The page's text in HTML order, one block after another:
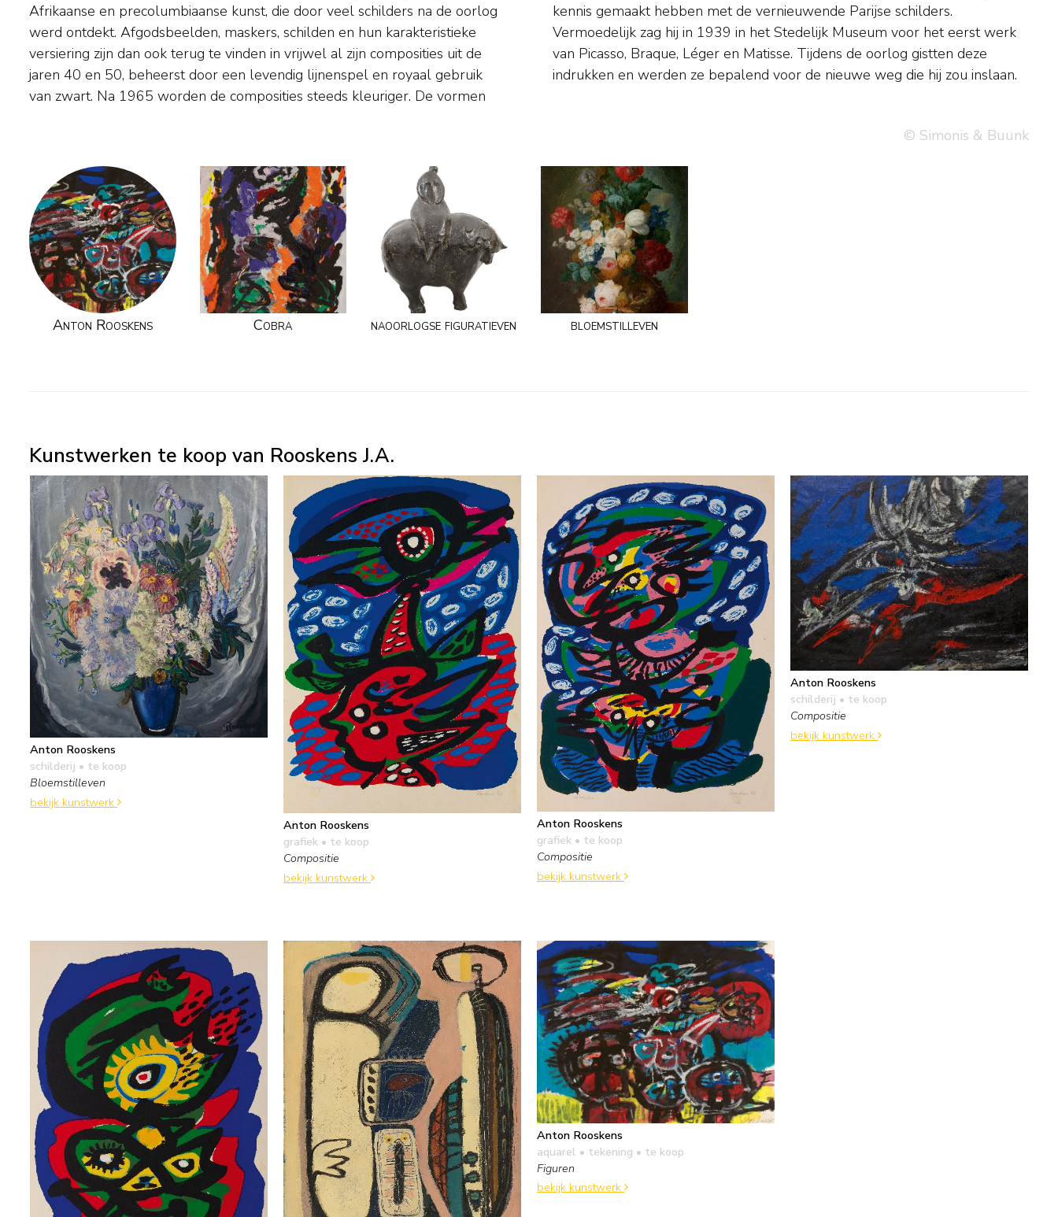
Afrikaanse en precolumbiaanse kunst, die door veel schilders na de oorlog
werd ontdekt. Afgodsbeelden, maskers, schilden en hun karakteristieke
versiering zijn dan ook terug te vinden in vrijwel al zijn composities uit de
jaren 40 en 50, beheerst door een levendig lijnenspel en royaal gebruik
van zwart. Na 1965 worden de composities steeds kleuriger. De vormen
kennis gemaakt hebben met de vernieuwende Parijse schilders.
Vermoedelijk zag hij in 1939 in het Stedelijk Museum voor het eerst werk
van Picasso, Braque, Léger en Matisse. Tijdens de oorlog gistten deze
indrukken en werden ze bepalend voor de nieuwe weg die hij zou inslaan.
© Simonis & Buunk
Anton Rooskens Cobra naoorlogse figuratieven bloemstilleven
Kunstwerken te koop van Rooskens J.A.
Anton Rooskens
schilderij • te koop
Bloemstilleven
bekijk kunstwerk
Anton Rooskens
grafiek • te koop
Compositie
bekijk kunstwerk
Anton Rooskens
grafiek • te koop
Compositie
bekijk kunstwerk
Anton Rooskens
schilderij • te koop
Compositie
bekijk kunstwerk
Anton Rooskens
aquarel • tekening • te koop
Figuren
bekijk kunstwerk